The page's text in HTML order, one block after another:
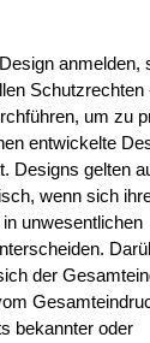
anmelden,
Schutzrechten
um zu
entwickelte
Designs gelten
wenn sich
unwesentlichen
der
bekannter oder